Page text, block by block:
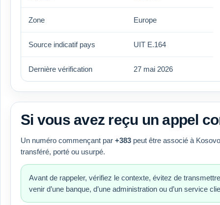
Zone Europe
Source indicatif pays UIT E.164
Dernière vérification 27 mai 2026
Si vous avez reçu un appel
Un numéro commençant par +383 peut être associé à
transféré, porté ou usurpé.
Avant de rappeler, vérifiez le contexte, évitez de
venir d’une banque, d’une administration ou d’un service